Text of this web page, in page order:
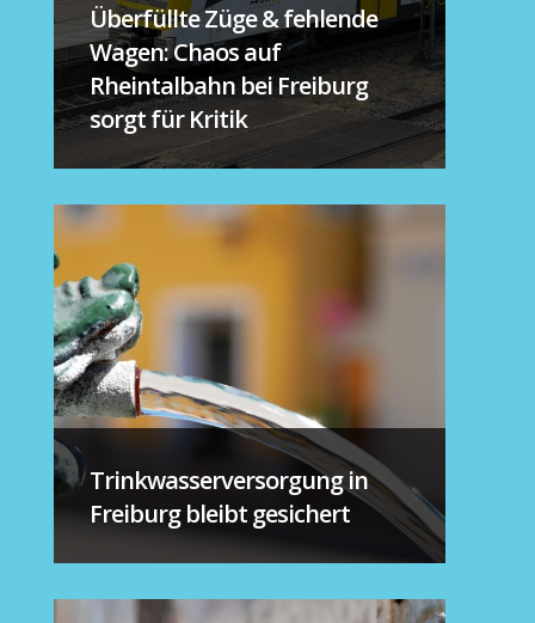
Überfüllte Züge & fehlende
Wagen: Chaos auf
Rheintalbahn bei Freiburg
sorgt für Kritik
Trinkwasserversorgung in
Freiburg bleibt gesichert